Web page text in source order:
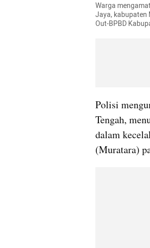
Warga
Jaya, kabupaten
Out-BPBD
Polisi
Tengah,
dalam
(Muratara)